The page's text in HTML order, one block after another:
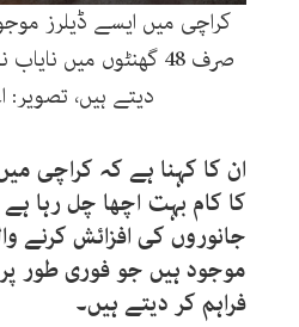
کراچی میں ایسے ڈیلرز
صرف 48 گھنٹوں میں
دیتے ہیں،
ان کا کہنا ہے کہ کراچی
کا کام بہت اچھا چل رہا
جانوروں کی افزائش کرنے
موجود ہیں جو فوری طور
فراہم کر دیتے ہیں۔